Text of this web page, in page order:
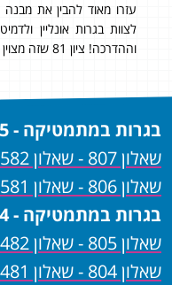
עזרו מאוד להבין את
לצוות בגרות אונליין
וההדרכה! ציון 81 שזה מצוין בשבילי, עובר את תנאי הקבלה!
בגרות במתמטיקה - 5 יחידות
שאלון 807 - שאלון 582
שאלון 806 - שאלון 581
בגרות במתמטיקה - 4 יחידות
שאלון 805 - שאלון 482
שאלון 804 - שאלון 481